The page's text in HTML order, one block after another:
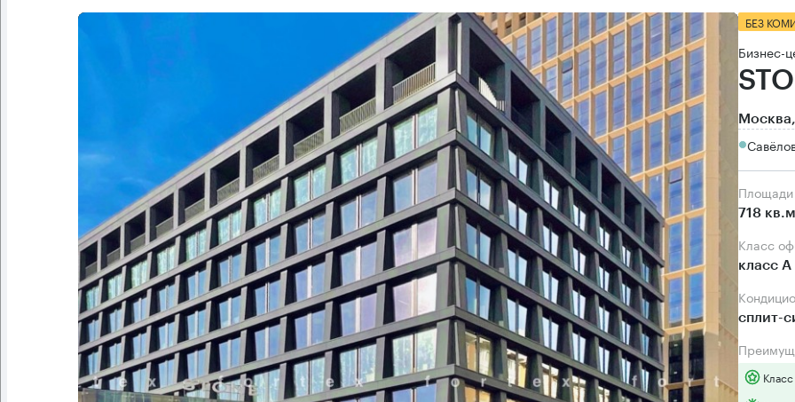
БЕЗ
Бизнес-
Площади
718 кв.м
Класс
класс А
сплит-